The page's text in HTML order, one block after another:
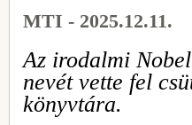
MTI - 2025.12.11.
Az irodalmi
nevét vette fel
könyvtára.